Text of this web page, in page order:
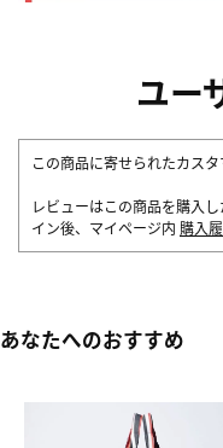
ユー
この商品に寄せられたカス
レビューはこの商品を購入
イン後、マイページ内 購入
あなたへのおすすめ